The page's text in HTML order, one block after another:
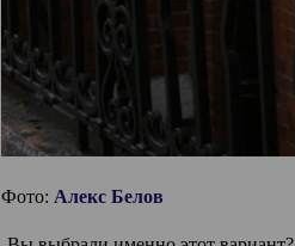
Фото: Алекс Белов